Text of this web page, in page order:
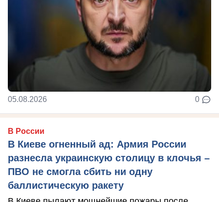
05.08.2026 0
В России
В Киеве огненный ад: Армия России
разнесла украинскую столицу в клочья –
ПВО не смогла сбить ни одну
баллистическую ракету